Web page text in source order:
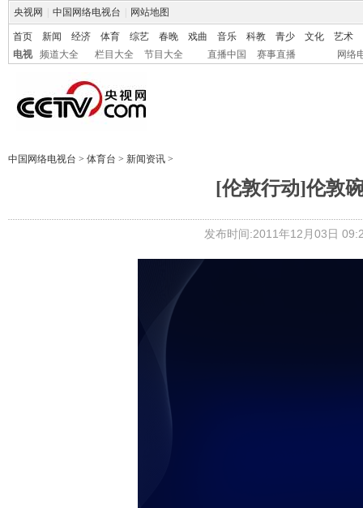
央视网 中国网络电视台 网站地图
首页 新闻 经济 体育 综艺 春晚 戏曲 音乐 科教 青少 文化
艺术
电视
频道大全 栏目大全 节目大全 直播中国 赛事直播 网络
中国网络电视台 > 体育台 > 新闻资讯 >
[伦敦行动]伦敦
发布时间:2011年12月03日